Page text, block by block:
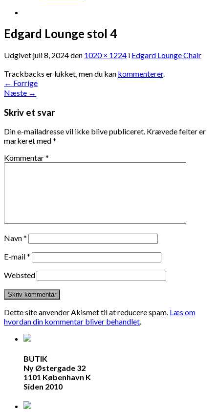
Edgard Lounge stol 4
Udgivet juli 8, 2024den 1020 × 1224 i Edgard Lounge Chair
Trackbacks er lukket, men du kan kommenterer.
← Forrige
Næste →
Skriv et svar
Din e-mailadresse vil ikke blive publiceret. Krævede felter er
markeret med*
Kommentar*
Navn*
E-mail*
Websted
Dette site anvender Akismet til at reducere spam. Læs om
hvordan din kommentar bliver behandlet.
BUTIK
Ny Østergade 32
1101 København K
Siden 2010